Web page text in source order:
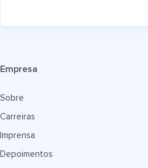
Empresa
Sobre
Carreiras
Imprensa
Depoimentos